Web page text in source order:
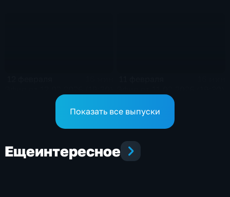
Показать все выпуски
Ещеинтересное